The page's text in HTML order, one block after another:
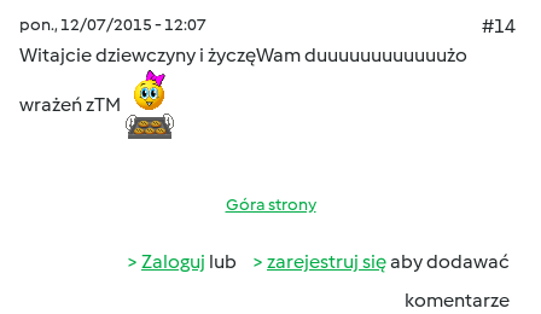
pon., 12/07/2015 - 12:07
#14
Witajcie dziewczyny i życzęWam duuuuuuuuuuuużo
wrażeń zTM
Góra strony
Zaloguj lub zarejestruj sięaby dodawać
komentarze